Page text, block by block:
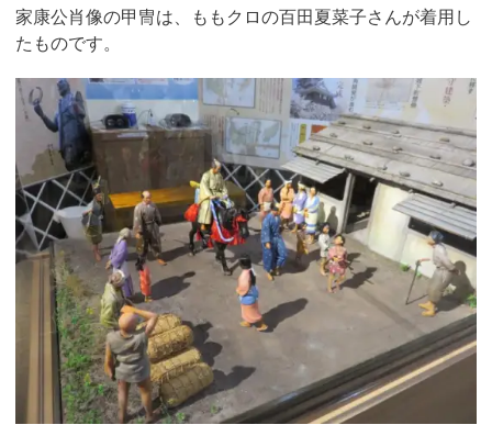
家康公肖像の甲冑は、ももクロの百田夏菜子さんが着用し
たものです。